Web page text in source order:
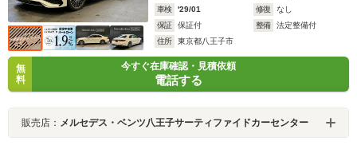
車検
'29/01 修復
なし
保証
保証付 整備
法定整備付
住所
東京都八王子市
無
料
今すぐ在庫確認・見積依頼
電話する
販売店： メルセデス・ベンツ八王子サーティファイドカーセンター